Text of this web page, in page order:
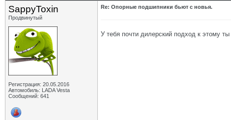
SappyToxin
Продвинутый
Регистрация: 20.05.2016
Автомобиль: LADA Vesta
Сообщений: 641
Re: Опорные подшипники бьют с новья.
У тебя почти дилерский подход к этому